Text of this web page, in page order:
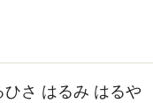
ひさ はるみ はるや